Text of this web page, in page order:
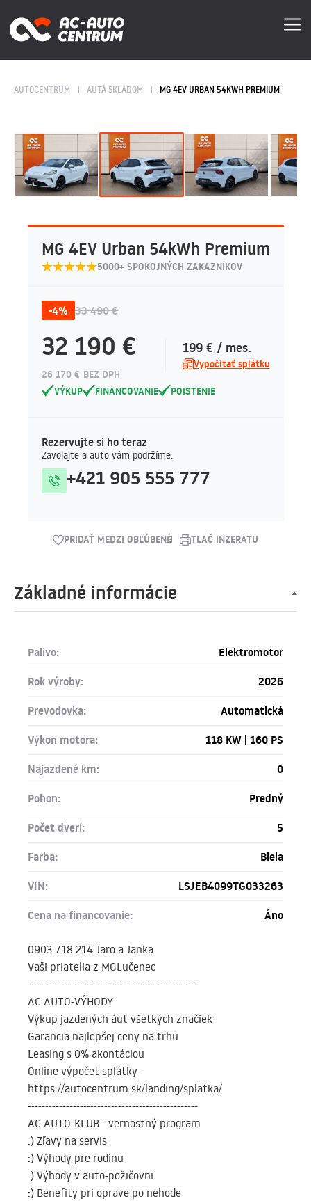
AUTOCENTRUM AUTÁ SKLADOM MG 4EV URBAN 54KWH PREMIUM
Základné informácie
Palivo:
Elektromotor
Rok výroby:
2026
Prevodovka:
Automatická
Výkon motora:
118 KW | 160 PS
Najazdené km:
0
Pohon:
Predný
Počet dverí:
5
Farba:
Biela
VIN:
LSJEB4099TG033263
Cena na financovanie:
Áno
0903 718 214 Jaro a Janka
Vaši priatelia z MGLučenec
-------------------------------------------------
AC AUTO-VÝHODY
Výkup jazdených áut všetkých značiek
Garancia najlepšej ceny na trhu
Leasing s 0% akontáciou
Online výpočet splátky -
https://autocentrum.sk/landing/splatka/
-------------------------------------------------
AC AUTO-KLUB - vernostný program
:) Zľavy na servis
:) Výhody pre rodinu
:) Výhody v auto-požičovni
:) Benefity pri oprave po nehode
MG 4EV Urban 54kWh Premium
5000+ SPOKOJNÝCH ZAKAZNÍKOV
-4% 33 490 €
32 190 €
26 170 € BEZ DPH
199 € / mes.
Vypočítať splátku
VÝKUP
FINANCOVANIE POISTENIE
Rezervujte si ho teraz
Zavolajte a auto vám podržíme.
+421 905 555 777
PRIDAŤ MEDZI OBĽÚBENÉ TLAČ INZERÁTU